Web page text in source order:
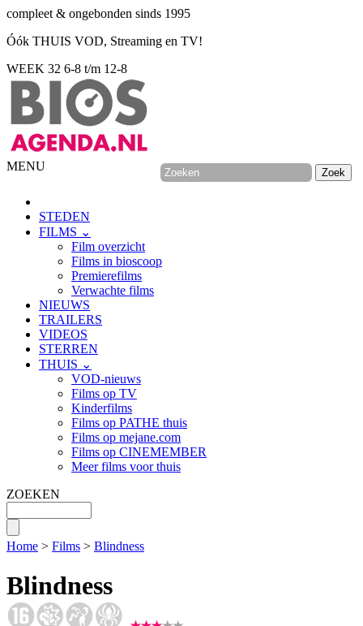
compleet & ongebonden sinds 1995
Óók THUIS VOD, Streaming en TV!
WEEK 32 6-8 t/m 12-8
MENU
STEDEN
FILMS ⌄
Film overzicht
Films in bioscoop
Premierefilms
Verwachte films
NIEUWS
TRAILERS
VIDEOS
STERREN
THUIS ⌄
VOD-nieuws
Films op TV
Kinderfilms
Films op PATHE thuis
Films op mejane.com
Films op CINEMEMBER
Meer films voor thuis
ZOEKEN
Home > Films > Blindness
Blindness